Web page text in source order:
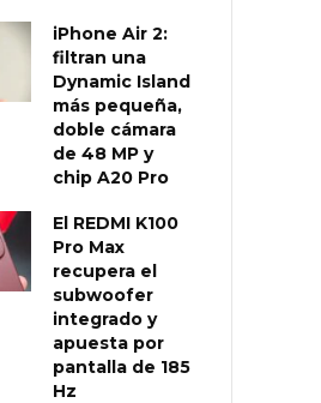
iPhone Air 2:
filtran una
Dynamic Island
más pequeña,
doble cámara
de 48 MP y
chip A20 Pro
El REDMI K100
Pro Max
recupera el
subwoofer
integrado y
apuesta por
pantalla de 185
Hz